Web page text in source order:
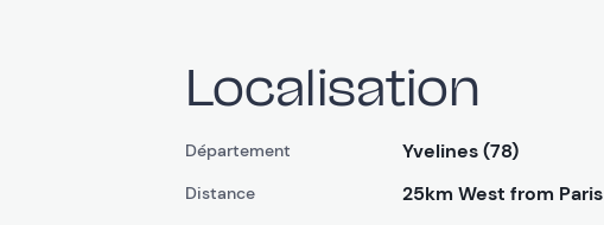
Localisation
Département Yvelines (78)
Distance 25km West from Paris